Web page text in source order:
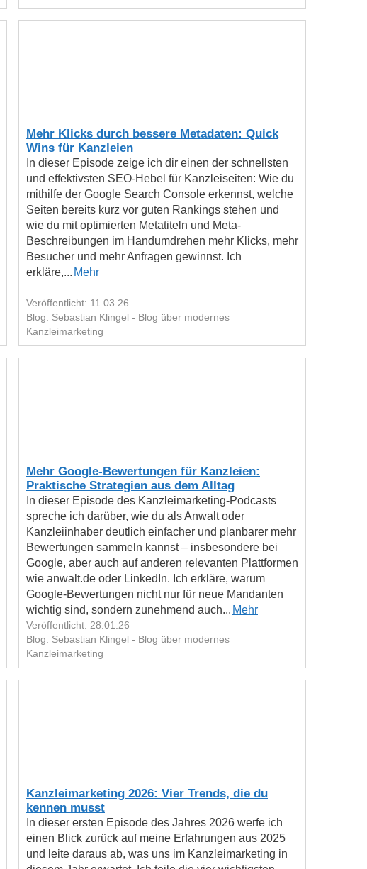
Mehr Klicks durch bessere Metadaten: Quick
Wins für Kanzleien
In dieser Episode zeige ich dir einen der schnellsten
und effektivsten SEO‑Hebel für Kanzleiseiten: Wie du
mithilfe der Google Search Console erkennst, welche
Seiten bereits kurz vor guten Rankings stehen und
wie du mit optimierten Metatiteln und Meta-
Beschreibungen im Handumdrehen mehr Klicks, mehr
Besucher und mehr Anfragen gewinnst. Ich
erkläre,... Mehr
Veröffentlicht: 11.03.26
Blog: Sebastian Klingel - Blog über modernes
Kanzleimarketing
Mehr Google-Bewertungen für Kanzleien:
Praktische Strategien aus dem Alltag
In dieser Episode des Kanzleimarketing-Podcasts
spreche ich darüber, wie du als Anwalt oder
Kanzleiinhaber deutlich einfacher und planbarer mehr
Bewertungen sammeln kannst – insbesondere bei
Google, aber auch auf anderen relevanten Plattformen
wie anwalt.de oder LinkedIn. Ich erkläre, warum
Google-Bewertungen nicht nur für neue Mandanten
wichtig sind, sondern zunehmend auch... Mehr
Veröffentlicht: 28.01.26
Blog: Sebastian Klingel - Blog über modernes
Kanzleimarketing
Kanzleimarketing 2026: Vier Trends, die du
kennen musst
In dieser ersten Episode des Jahres 2026 werfe ich
einen Blick zurück auf meine Erfahrungen aus 2025
und leite daraus ab, was uns im Kanzleimarketing in